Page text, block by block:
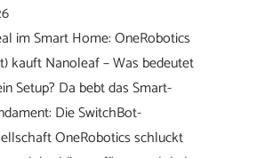
im Smart Home: OneRobotics
kauft Nanoleaf – Was bedeutet
Setup? Da bebt das Smart-
Die SwitchBot-
OneRobotics schluckt